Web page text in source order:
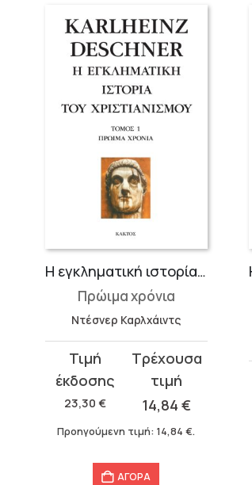
Η εγκληματική ιστορία του χριστιανισμού 1
Πρώιμα χρόνια
Ντέσνερ Καρλχάιντς
23,30€
Original
price
was:
23,30 €.
14,84€
τρέχουσα
τιμή
είναι:
Προηγούμενη τιμή: 14,84€.
ΑΓΟΡΑ